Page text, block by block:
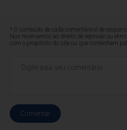
* O conteúdo de cada comentário é de
Nos reservamos ao direito de reprovar ou
com o propósito do site ou que contenham
Comentar